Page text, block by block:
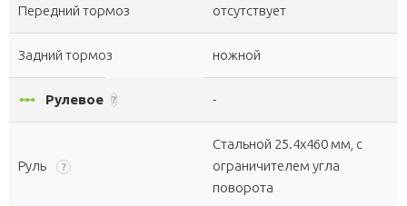
Передний тормоз отсутствует
Задний тормоз ножной
linear_scale Рулевое ? -
Руль ?
Стальной 25.4х460 мм, с
ограничителем угла
поворота